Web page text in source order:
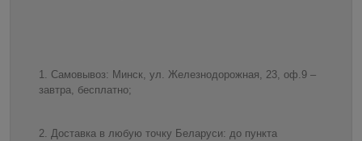
Самовывоз: Минск, ул. Железнодорожная, 23, оф.9 –
завтра, бесплатно;
Доставка в любую точку Беларуси: до пункта